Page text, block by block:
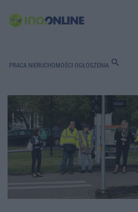
PRACA NIERUCHOMOŚCI OGŁOSZENIA search